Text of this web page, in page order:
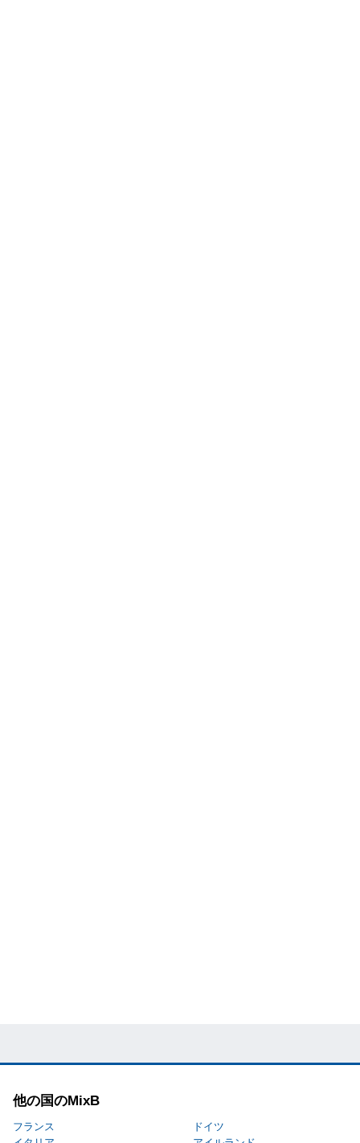
他の国のMixB
フランス
ドイツ